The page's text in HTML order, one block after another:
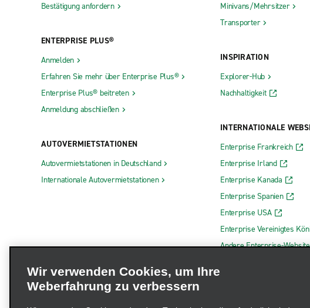
Bestätigung anfordern
ENTERPRISE PLUS®
Anmelden
Erfahren Sie mehr über Enterprise Plus®
Enterprise Plus® beitreten
Anmeldung abschließen
AUTOVERMIETSTATIONEN
Autovermietstationen in Deutschland
Internationale Autovermietstationen
Minivans/Mehrsitzer
Transporter
INSPIRATION
Explorer-Hub
Nachhaltigkeit
INTERNATIONALE
Enterprise Frankreich
Enterprise Irland
Enterprise Kanada
Enterprise Spanien
Enterprise USA
Enterprise Vereinigtes
Andere Enterprise-
Wir verwenden Cookies, um Ihre
Weberfahrung zu verbessern